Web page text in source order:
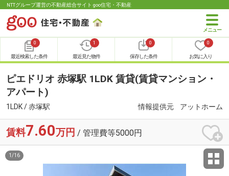
NTTグループ運営の不動産総合サイト goo住宅・不動産
0
最近検索した条件
1
最近見た物件
0
保存した条件
0
お気に入り
ピエドリオ 赤塚駅 1LDK 賃貸(賃貸マンション・
アパート)
1LDK / 赤塚駅 情報提供元 アットホーム
賃料7.60万円 / 管理費等5000円
1 /16